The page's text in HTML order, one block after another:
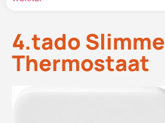
4.tado Slimme
Thermostaat